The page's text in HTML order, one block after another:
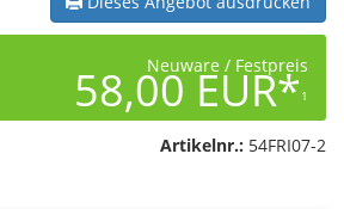
Neuware / Festpreis
58,00 EUR*1
Artikelnr.: 54FRI07-2